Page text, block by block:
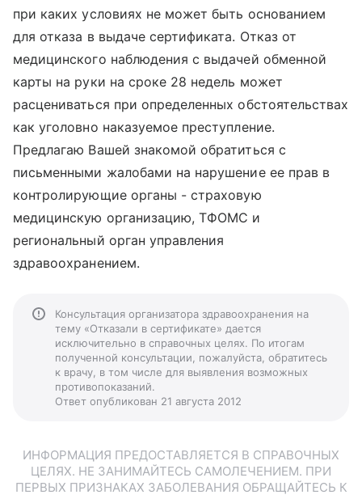
при каких условиях не может быть основанием
для отказа в выдаче сертификата. Отказ от
медицинского наблюдения с выдачей обменной
карты на руки на сроке 28 недель может
расцениваться при определенных обстоятельствах
как уголовно наказуемое преступление.
Предлагаю Вашей знакомой обратиться с
письменными жалобами на нарушение ее прав в
контролирующие органы - страховую
медицинскую организацию, ТФОМС и
региональный орган управления
здравоохранением.
Консультация организатора здравоохранения на
тему «Отказали в сертификате» дается
исключительно в справочных целях. По итогам
полученной консультации, пожалуйста, обратитесь
к врачу, в том числе для выявления возможных
противопоказаний.
Ответ опубликован 21 августа 2012
ИНФОРМАЦИЯ ПРЕДОСТАВЛЯЕТСЯ В СПРАВОЧНЫХ
ЦЕЛЯХ. НЕ ЗАНИМАЙТЕСЬ САМОЛЕЧЕНИЕМ. ПРИ
ПЕРВЫХ ПРИЗНАКАХ ЗАБОЛЕВАНИЯ ОБРАЩАЙТЕСЬ К